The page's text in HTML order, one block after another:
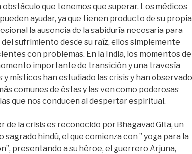
que tenemos que superar. Los médicos
ayudar, ya que tienen producto de su propia
la ausencia de la sabiduría necesaria para
sufrimiento desde su raíz, ellos simplemente
con problemas. En la India, los momentos de
importante de transición y una travesía
y místicos han estudiado las crisis y han observado
comunes de éstas y las ven como poderosas
que nos conducen al despertar espiritual.
de la crisis es reconocido por Bhagavad Gita, un
hindú, el que comienza con ” yoga para la
presentando a su héroe, el guerrero Arjuna,